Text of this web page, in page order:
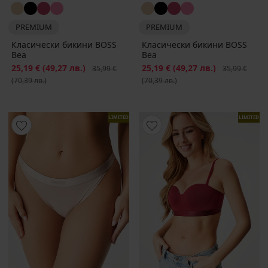
PREMIUM
Класически бикини BOSS
Bea
Намаление
25,19 € (49,27 лв.) Първоначална цена
35,99 €
(70,39 лв.)
PREMIUM
Класически бикини BOSS
Bea
Намаление
25,19 € (49,27 лв.)
35,99 €
(70,39 лв.)
LIMITED LIMITED